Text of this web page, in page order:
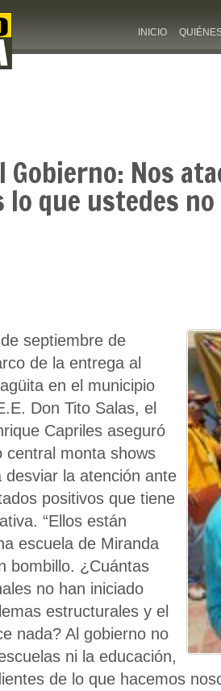
INICIO
Gobierno: Nos
lo que ustedes
septiembre de
de la entrega al
en el municipio
Don Tito Salas, el
Capriles aseguró
central monta shows
desviar la atención ante
positivos que tiene
“Ellos están
escuela de Miranda
bombillo. ¿Cuántas
no han iniciado
estructurales y el
nada? Al gobierno no
ni la educación,
de lo que hacemos